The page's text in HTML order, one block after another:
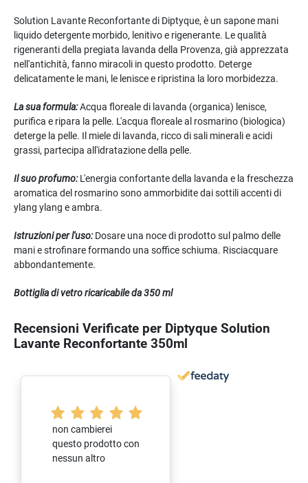
Solution Lavante Reconfortante di Diptyque, è un sapone mani
liquido detergente morbido, lenitivo e rigenerante. Le qualità
rigeneranti della pregiata lavanda della Provenza, già apprezzata
nell'antichità, fanno miracoli in questo prodotto. Deterge
delicatamente le mani, le lenisce e ripristina la loro morbidezza.
La sua formula:Acqua floreale di lavanda (organica) lenisce,
purifica e ripara la pelle. L'acqua floreale al rosmarino (biologica)
deterge la pelle. Il miele di lavanda, ricco di sali minerali e acidi
grassi, partecipa all'idratazione della pelle.
Il suo profumo:L'energia confortante della lavanda e la freschezza
aromatica del rosmarino sono ammorbidite dai sottili accenti di
ylang ylang e ambra.
Istruzioni per l'uso:Dosare una noce di prodotto sul palmo delle
mani e strofinare formando una soffice schiuma. Risciacquare
abbondantemente.
Bottiglia di vetro ricaricabile da 350 ml
Recensioni Verificate per Diptyque Solution
Lavante Reconfortante 350ml
non cambierei
questo prodotto con
nessun altro